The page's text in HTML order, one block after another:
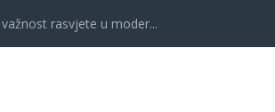
rasvjete u moder...